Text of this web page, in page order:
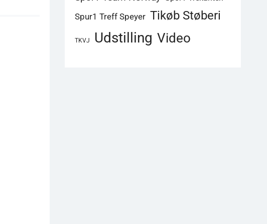
Spur1 Treff Speyer Tikøb Støberi
TKVJ Udstilling Video